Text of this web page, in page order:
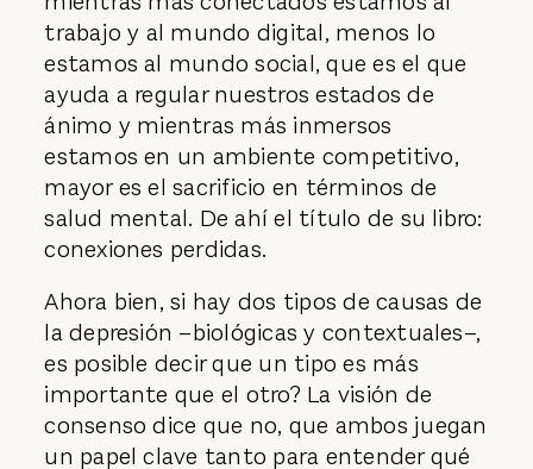
trabajo y al mundo digital, menos lo
estamos al mundo social, que es el que
ayuda a regular nuestros estados de
ánimo y mientras más inmersos
estamos en un ambiente competitivo,
mayor es el sacrificio en términos de
salud mental. De ahí el título de su libro:
conexiones perdidas.
Ahora bien, si hay dos tipos de causas de
la depresión –biológicas y contextuales–,
es posible decir que un tipo es más
importante que el otro? La visión de
consenso dice que no, que ambos juegan
un papel clave tanto para entender qué